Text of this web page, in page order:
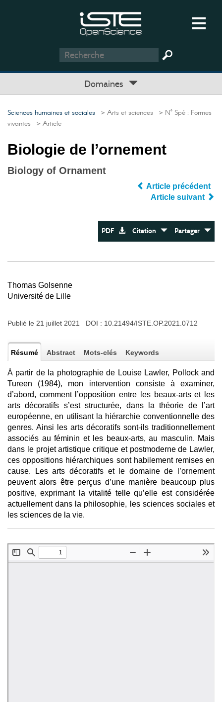
Domaines
Sciences humaines et sociales > Arts et sciences > N° Spé : Formes
vivantes > Article
Biologie de l’ornement
Biology of Ornament
Article précédent
Article suivant
PDF Citation Partager
Thomas Golsenne
Université de Lille
Publié le 21 juillet 2021 DOI : 10.21494/ISTE.OP.2021.0712
Résumé Abstract Mots-clés Keywords
À partir de la photographie de Louise Lawler, Pollock and
Tureen (1984), mon intervention consiste à examiner,
d’abord, comment l’opposition entre les beaux-arts et les
arts décoratifs s’est structurée, dans la théorie de l’art
européenne, en utilisant la hiérarchie conventionnelle des
genres. Ainsi les arts décoratifs sont-ils traditionnellement
associés au féminin et les beaux-arts, au masculin. Mais
dans le projet artistique critique et postmoderne de Lawler,
ces oppositions hiérarchiques sont habilement remises en
cause. Les arts décoratifs et le domaine de l’ornement
peuvent alors être perçus d’une manière beaucoup plus
positive, exprimant la vitalité telle qu’elle est considérée
actuellement dans la philosophie, les sciences sociales et
les sciences de la vie.